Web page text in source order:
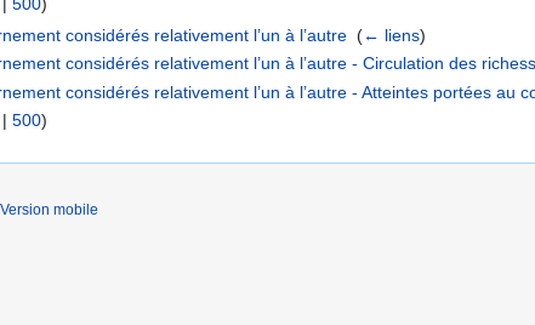
considérés relativement l’un à l’autre ‎(← liens)
considérés relativement l’un à l’autre - Circulation des
considérés relativement l’un à l’autre - Atteintes portées au
| 500)
Version mobile